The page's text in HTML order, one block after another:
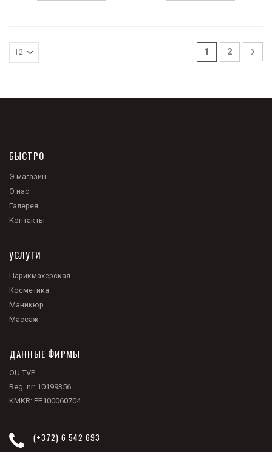
1 2
БЫСТРО
Э-магазин
О нас
Галерея
Контакты
УСЛУГИ
Парикмахерская
Косметика
Маникюр
Массаж
ДАННЫЕ ФИРМЫ
OÜ TVP
Reg. nr: 10199356
KMKR: EE100060704
(+372) 6 542 693